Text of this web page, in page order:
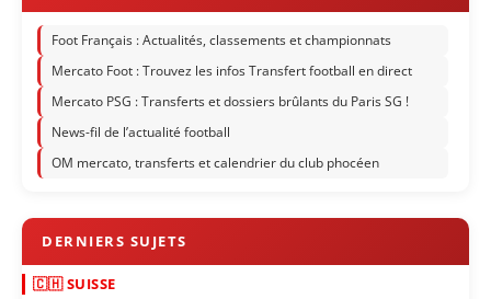
Foot Français : Actualités, classements et championnats
Mercato Foot : Trouvez les infos Transfert football en direct
Mercato PSG : Transferts et dossiers brûlants du Paris SG !
News-fil de l’actualité football
OM mercato, transferts et calendrier du club phocéen
🇨🇭 SUISSE